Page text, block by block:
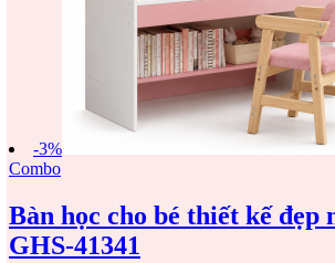
-3%
Combo
Bàn học cho bé thiết kế đẹp
GHS-41341